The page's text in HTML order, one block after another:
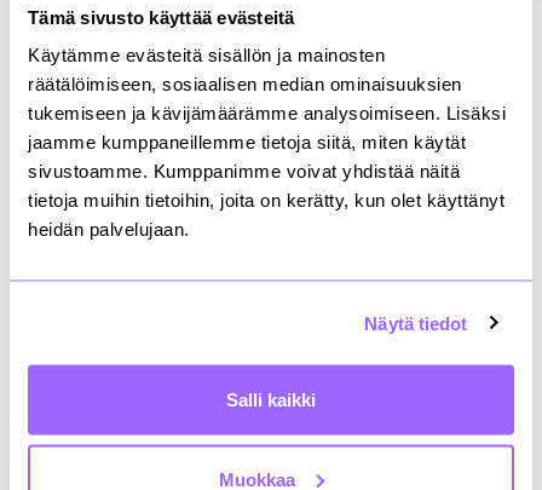
Tämä sivusto käyttää evästeitä
Käytämme evästeitä sisällön ja mainosten
räätälöimiseen, sosiaalisen median ominaisuuksien
tukemiseen ja kävijämäärämme analysoimiseen. Lisäksi
jaamme kumppaneillemme tietoja siitä, miten käytät
sivustoamme. Kumppanimme voivat yhdistää näitä
tietoja muihin tietoihin, joita on kerätty, kun olet käyttänyt
heidän palvelujaan.
Näytä tiedot
Salli kaikki
Muokkaa
Etusivu»Klinikat»Varkaus
Varkaus -klinikalla tutkittiin kunnan teknisen
palvelutuotannon ulkoistamisen hankintaa. Klinikalla
pidettiin viisi työpajaa, joiden jälkeen toteutettiin
hankinta kilpailullisella neuvottelumenettelyllä.
Hankintaprosessi johti Varkauden kaupungin
teknisen palvelutuotannon resurssien siirtoon
sekä pitkäaikaiseen palvelutuotantoa koskevaan
kuvaus ulkoistamisprosessin läpiviemisestä sekä
asiakirjamallit ulkoistamista koskevalle
hankintasopimukselle.